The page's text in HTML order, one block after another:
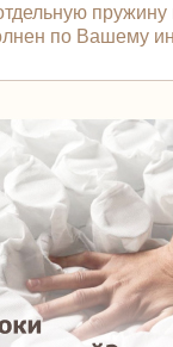
по Вашему